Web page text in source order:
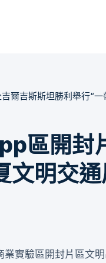
爾吉斯斯坦勝利舉行“
區開封
文明交